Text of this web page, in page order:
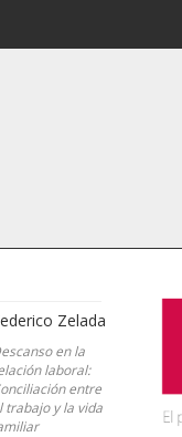
Zelada
en la
laboral:
entre
trabajo y la vida